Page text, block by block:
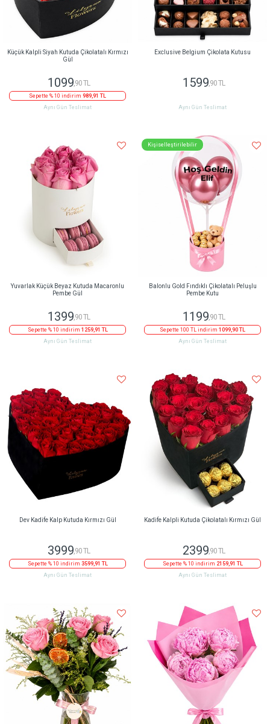
Küçük Kalpli Siyah Kutuda Çikolatalı Kırmızı
Gül
1099 ,90 TL
Sepette % 10 indirim 989,91 TL
Aynı Gün Teslimat
Exclusive Belgium Çikolata Kutusu
1599 ,90 TL
Aynı Gün Teslimat
Yuvarlak Küçük Beyaz Kutuda Macaronlu
Pembe Gül
1399,90 TL
Sepette % 10 indirim 1259,91 TL
Aynı Gün Teslimat
Kişiselleştirilebilir
Balonlu Gold Fındıklı Çikolatalı Peluşlu
Pembe Kutu
1199,90 TL
Sepette 100 TL indirim 1099,90 TL
Aynı Gün Teslimat
Dev Kadife Kalp Kutuda Kırmızı Gül
3999,90 TL
Sepette % 10 indirim 3599,91 TL
Aynı Gün Teslimat
Kadife Kalpli Kutuda Çikolatalı Kırmızı Gül
2399,90 TL
Sepette % 10 indirim 2159,91 TL
Aynı Gün Teslimat